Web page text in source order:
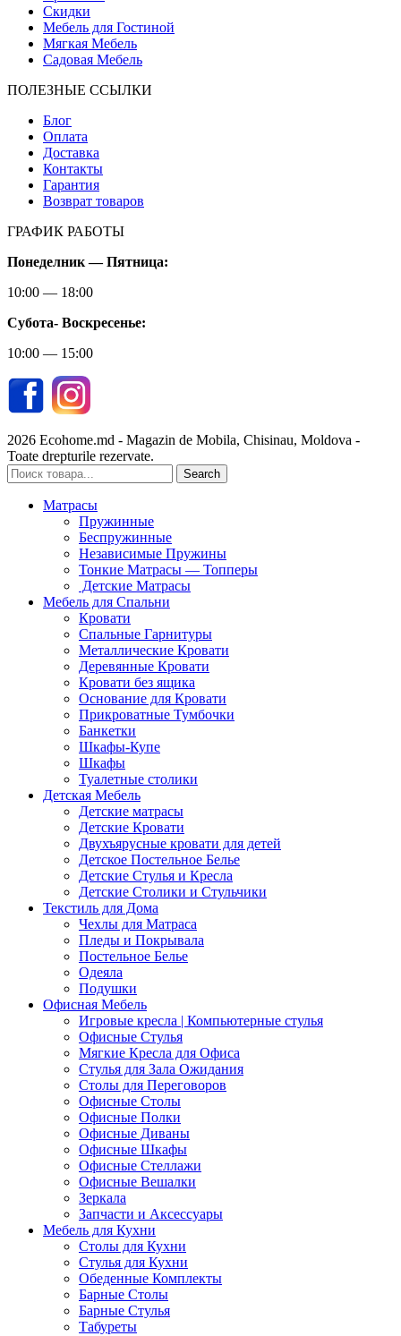
Скидки
Мебель для Гостиной
Мягкая Мебель
Садовая Мебель
ПОЛЕЗНЫЕ ССЫЛКИ
Блог
Оплата
Доставка
Контакты
Гарантия
Возврат товаров
ГРАФИК РАБОТЫ
Понеделник — Пятница:
10:00 — 18:00
Субота- Воскресенье:
10:00 — 15:00
2026 Ecohome.md - Magazin de Mobila, Chisinau, Moldova -
Toate drepturile rezervate.
Search
Матрасы
Пружинные
Беспружинные
Независимые Пружины
Тонкие Матрасы — Топперы
Детские Матрасы
Мебель для Спальни
Кровати
Спальные Гарнитуры
Металлические Кровати
Деревянные Кровати
Кровати без ящика
Основание для Кровати
Прикроватные Тумбочки
Банкетки
Шкафы-Купе
Шкафы
Туалетные столики
Детская Мебель
Детские матрасы
Детские Кровати
Двухъярусные кровати для детей
Детское Постельное Белье
Детские Стулья и Кресла
Детские Столики и Стульчики
Текстиль для Дома
Чехлы для Матраса
Пледы и Покрывала
Постельное Белье
Одеяла
Подушки
Офисная Мебель
Игровые кресла | Компьютерные стулья
Офисные Стулья
Мягкие Кресла для Офиса
Стулья для Зала Ожидания
Столы для Переговоров
Офисные Столы
Офисные Полки
Офисные Диваны
Офисные Шкафы
Офисные Стеллажи
Офисные Вешалки
Зеркала
Запчасти и Аксессуары
Мебель для Кухни
Столы для Кухни
Стулья для Кухни
Обеденные Комплекты
Барные Столы
Барные Стулья
Табуреты